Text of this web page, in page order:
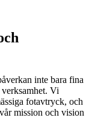
inte bara fina
Vi
fotavtryck, och
mission och vision